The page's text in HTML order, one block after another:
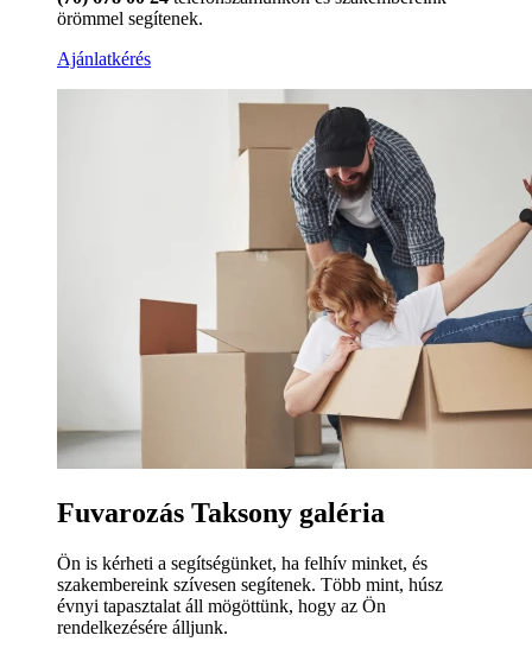
örömmel segítenek.
Ajánlatkérés
Fuvarozás Taksony galéria
Ön is kérheti a segítségünket, ha felhív minket, és
szakembereink szívesen segítenek. Több mint, húsz
évnyi tapasztalat áll mögöttünk, hogy az Ön
rendelkezésére álljunk.